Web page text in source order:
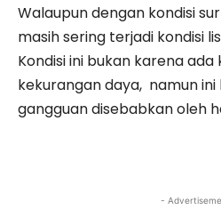
Walaupun dengan kondisi
masih sering terjadi kondisi
Kondisi ini bukan karena
kekurangan daya, namun
gangguan disebabkan oleh
-